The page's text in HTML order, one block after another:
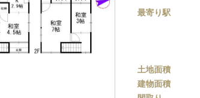
最寄り駅
土地面積
建物面積